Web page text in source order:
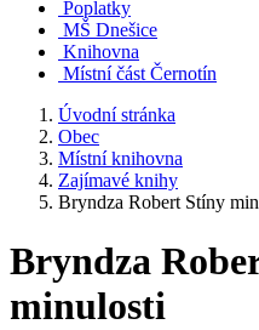
Poplatky
MŠ Dnešice
Knihovna
Místní část Černotín
Úvodní stránka
Obec
Místní knihovna
Zajímavé knihy
Bryndza Robert Stíny
Bryndza
minulosti